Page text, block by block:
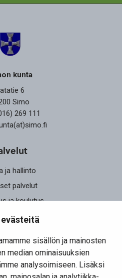
sisällön ja mainosten
median ominaisuuksien
analysoimiseen. Lisäksi
kunta
6
Simo
269 111
ja hallinto
palvelut
ja koulutus
ja vaikuta